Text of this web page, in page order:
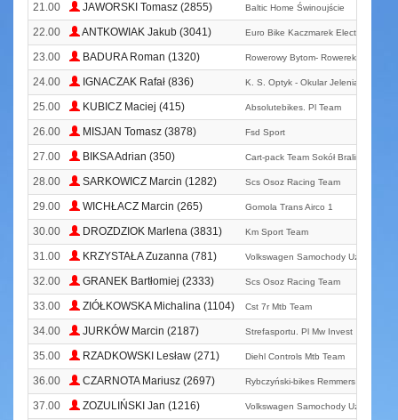
21.00 JAWORSKI Tomasz (2855) Baltic Home Świnoujście
22.00 ANTKOWIAK Jakub (3041) Euro Bike Kaczmarek Electric Team
23.00 BADURA Roman (1320) Rowerowy Bytom- Rowerek
24.00 IGNACZAK Rafał (836) K. S. Optyk - Okular Jelenia Góra
25.00 KUBICZ Maciej (415) Absolutebikes. Pl Team
26.00 MISJAN Tomasz (3878) Fsd Sport
27.00 BIKSA Adrian (350) Cart-pack Team Sokół Bralin
28.00 SARKOWICZ Marcin (1282) Scs Osoz Racing Team
29.00 WICHŁACZ Marcin (265) Gomola Trans Airco 1
30.00 DROZDZIOK Marlena (3831) Km Sport Team
31.00 KRZYSTAŁA Zuzanna (781) Volkswagen Samochody Użytkowe
32.00 GRANEK Bartłomiej (2333) Scs Osoz Racing Team
33.00 ZIÓŁKOWSKA Michalina (1104) Cst 7r Mtb Team
34.00 JURKÓW Marcin (2187) Strefasportu. Pl Mw Invest
35.00 RZADKOWSKI Lesław (271) Diehl Controls Mtb Team
36.00 CZARNOTA Mariusz (2697) Rybczyński-bikes Remmers Team
37.00 ZOZULIŃSKI Jan (1216) Volkswagen Samochody Użytkowe